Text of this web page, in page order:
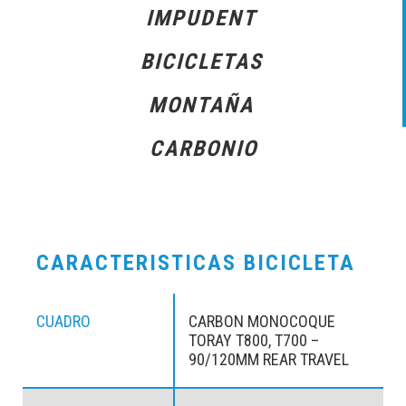
IMPUDENT
BICICLETAS
MONTAÑA
CARBONIO
CARACTERISTICAS BICICLETA
CUADRO
CARBON MONOCOQUE
TORAY T800, T700 –
90/120MM REAR TRAVEL